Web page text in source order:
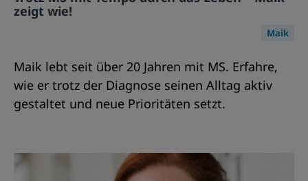
zeigt wie!
Maik
Maik lebt seit über 20 Jahren mit MS. Erfahre,
wie er trotz der Diagnose seinen Alltag aktiv
gestaltet und neue Prioritäten setzt.